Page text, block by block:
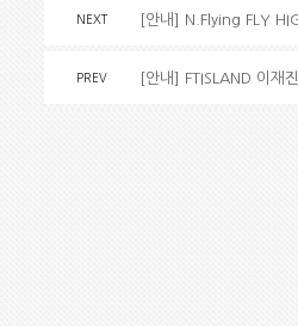
NEXT [안내] N.Flying FLY
PREV [안내] FTISLAND 이재